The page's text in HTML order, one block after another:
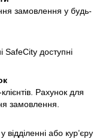
замовлення у будь-
SafeCity доступні
Рахунок для
замовлення.
або кур’єру